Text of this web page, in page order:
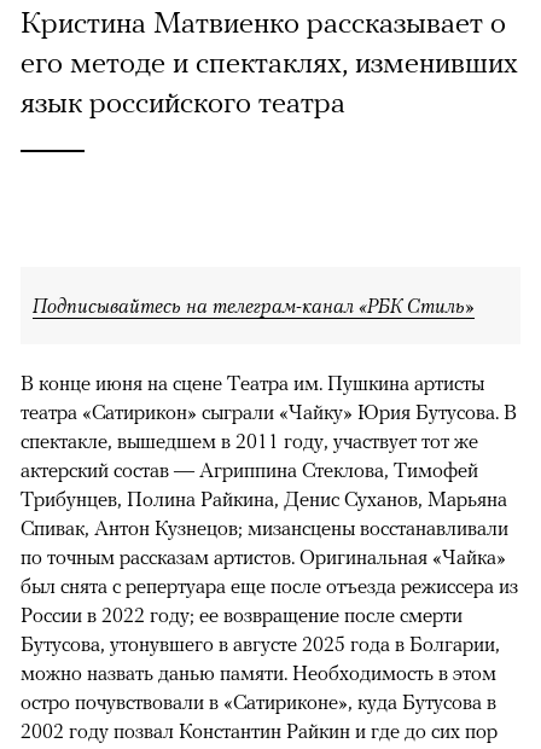
Кристина Матвиенко рассказывает о
его методе и спектаклях, изменивших
язык российского театра
Подписывайтесь на телеграм-канал «РБК Стиль»
В конце июня на сцене Театра им. Пушкина артисты
театра «Сатирикон» сыграли «Чайку» Юрия Бутусова. В
спектакле, вышедшем в 2011 году, участвует тот же
актерский состав — Агриппина Стеклова, Тимофей
Трибунцев, Полина Райкина, Денис Суханов, Марьяна
Спивак, Антон Кузнецов; мизансцены восстанавливали
по точным рассказам артистов. Оригинальная «Чайка»
был снята с репертуара еще после отъезда режиссера из
России в 2022 году; ее возвращение после смерти
Бутусова, утонувшего в августе 2025 года в Болгарии,
можно назвать данью памяти. Необходимость в этом
остро почувствовали в «Сатириконе», куда Бутусова в
2002 году позвал Константин Райкин и где до сих пор